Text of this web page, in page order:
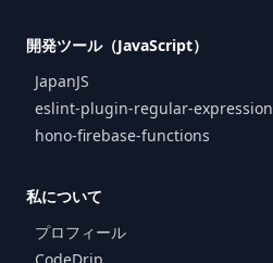
開発ツール（JavaScript）
JapanJS
eslint-plugin-regular-expression
hono-firebase-functions
私について
プロフィール